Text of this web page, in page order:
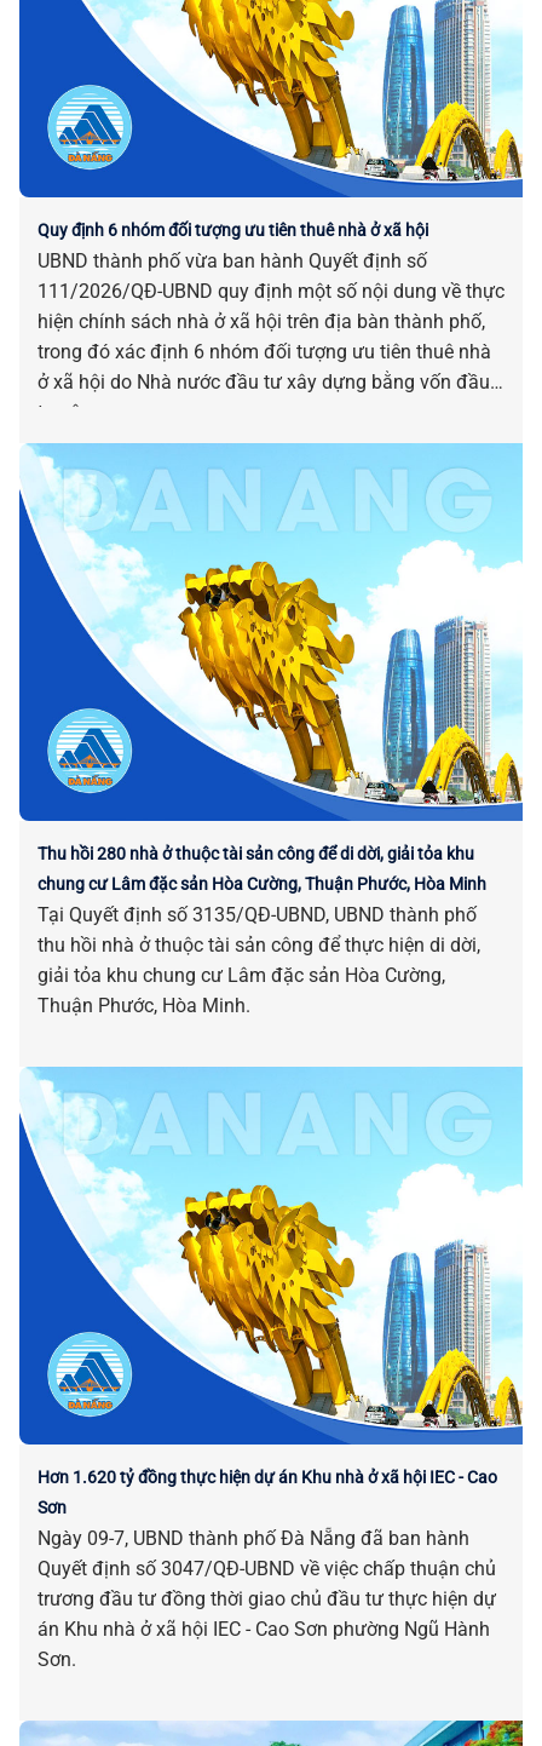
Quy định 6 nhóm đối tượng ưu tiên thuê nhà ở xã hội
UBND thành phố vừa ban hành Quyết định số
111/2026/QĐ-UBND quy định một số nội dung về thực
hiện chính sách nhà ở xã hội trên địa bàn thành phố,
trong đó xác định 6 nhóm đối tượng ưu tiên thuê nhà
ở xã hội do Nhà nước đầu tư xây dựng bằng vốn đầu
tư công.
Thu hồi 280 nhà ở thuộc tài sản công để di dời, giải tỏa khu
chung cư Lâm đặc sản Hòa Cường, Thuận Phước, Hòa Minh
Tại Quyết định số 3135/QĐ-UBND, UBND thành phố
thu hồi nhà ở thuộc tài sản công để thực hiện di dời,
giải tỏa khu chung cư Lâm đặc sản Hòa Cường,
Thuận Phước, Hòa Minh.
Hơn 1.620 tỷ đồng thực hiện dự án Khu nhà ở xã hội IEC - Cao
Sơn
Ngày 09-7, UBND thành phố Đà Nẵng đã ban hành
Quyết định số 3047/QĐ-UBND về việc chấp thuận chủ
trương đầu tư đồng thời giao chủ đầu tư thực hiện dự
án Khu nhà ở xã hội IEC - Cao Sơn phường Ngũ Hành
Sơn.